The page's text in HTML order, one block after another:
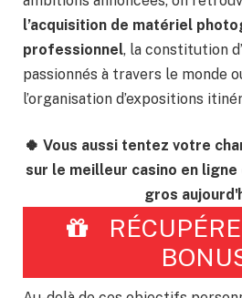
l’acquisition de matériel
professionnel, la constitution
passionnés à travers le monde
l’organisation d’expositions
🍀 Vous aussi tentez votre
sur le meilleur casino en ligne
gros